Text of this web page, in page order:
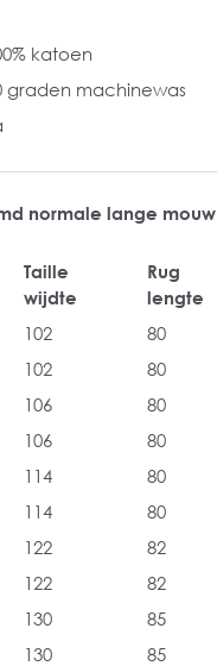
katoen
graden machinewas
normale lange mouw
Taille
wijdte
Rug
lengte
102 80
102 80
106 80
106 80
114 80
114 80
122 82
122 82
130 85
130 85